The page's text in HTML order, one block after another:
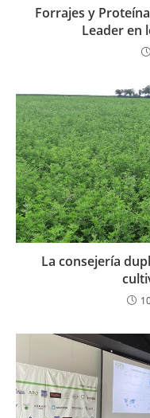
Forrajes y
Leader en
La consejería